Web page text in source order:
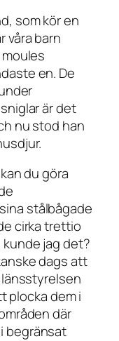
som kör en
våra barn
en. De
är det
nu stod han
du göra
stålbågade
cirka trettio
jag det?
dags att
länsstyrelsen
plocka dem i
där
begränsat